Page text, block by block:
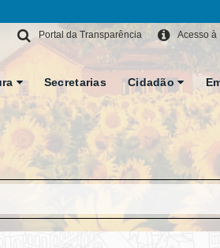
Acesso à
Portal da Transparência
Secretarias Cidadão